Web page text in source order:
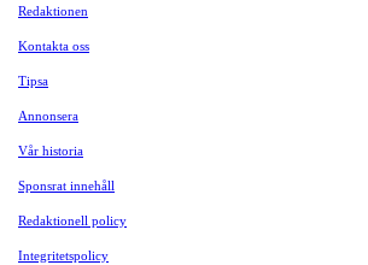
Redaktionen
Kontakta oss
Tipsa
Annonsera
Vår historia
Sponsrat innehåll
Redaktionell policy
Integritetspolicy